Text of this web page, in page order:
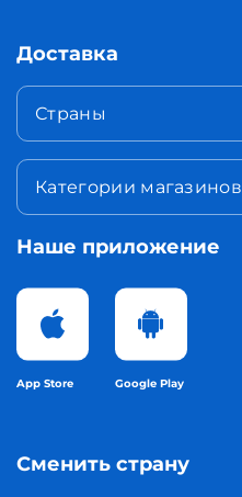
Доставка
Страны
Категории магазинов
Наше приложение
App Store Google Play
Сменить страну